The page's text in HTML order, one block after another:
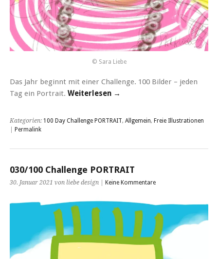
© Sara Liebe
Das Jahr beginnt mit einer Challenge. 100 Bilder – jeden
Tag ein Portrait. Weiterlesen →
Kategorien: 100 Day Challenge PORTRAIT, Allgemein, Freie Illustrationen
Permalink
030/100 Challenge PORTRAIT
30. Januar 2021 von liebe design | Keine Kommentare